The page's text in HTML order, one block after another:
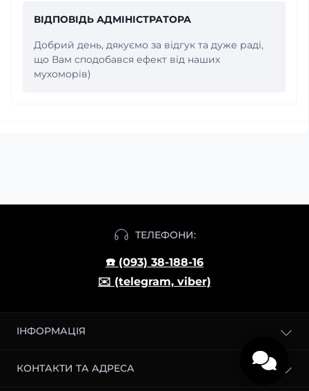
ВІДПОВІДЬ АДМІНІСТРАТОРА
Добрий день, дякуємо за відгук та дуже раді,
що Вам сподобався ефект від наших
мухоморів)
ТЕЛЕФОНИ:
☎️ (093) 38-188-16
✉️ (telegram, viber)
ІНФОРМАЦІЯ
Доставка і оплата
КОНТАКТИ ТА АДРЕСА